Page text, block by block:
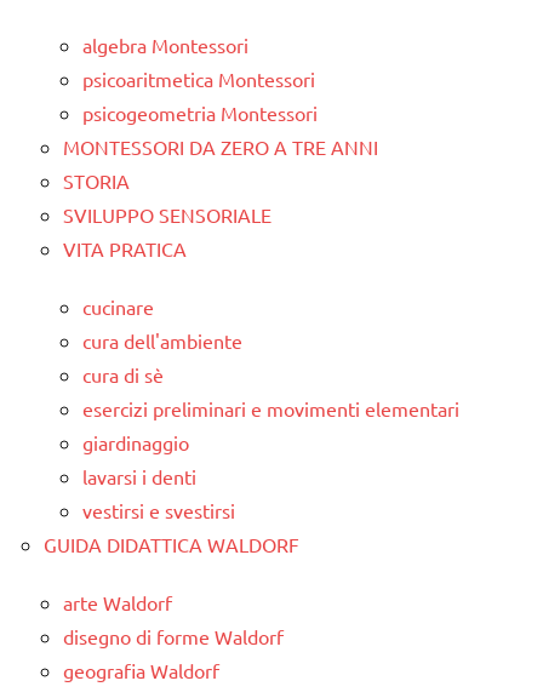
algebra Montessori
psicoaritmetica Montessori
psicogeometria Montessori
MONTESSORI DA ZERO A TRE ANNI
STORIA
SVILUPPO SENSORIALE
VITA PRATICA
cucinare
cura dell'ambiente
cura di sè
esercizi preliminari e movimenti elementari
giardinaggio
lavarsi i denti
vestirsi e svestirsi
GUIDA DIDATTICA WALDORF
arte Waldorf
disegno di forme Waldorf
geografia Waldorf